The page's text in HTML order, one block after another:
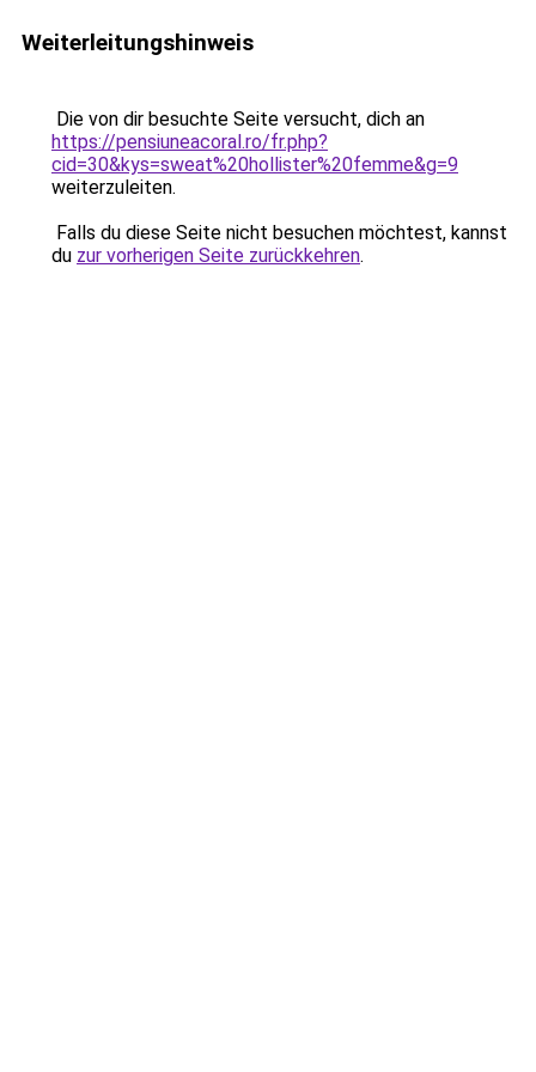
Weiterleitungshinweis
Die von dir besuchte Seite versucht, dich an
https://pensiuneacoral.ro/fr.php?
cid=30&kys=sweat%20hollister%20femme&g=9
weiterzuleiten.
Falls du diese Seite nicht besuchen möchtest, kannst
du zur vorherigen Seite zurückkehren.